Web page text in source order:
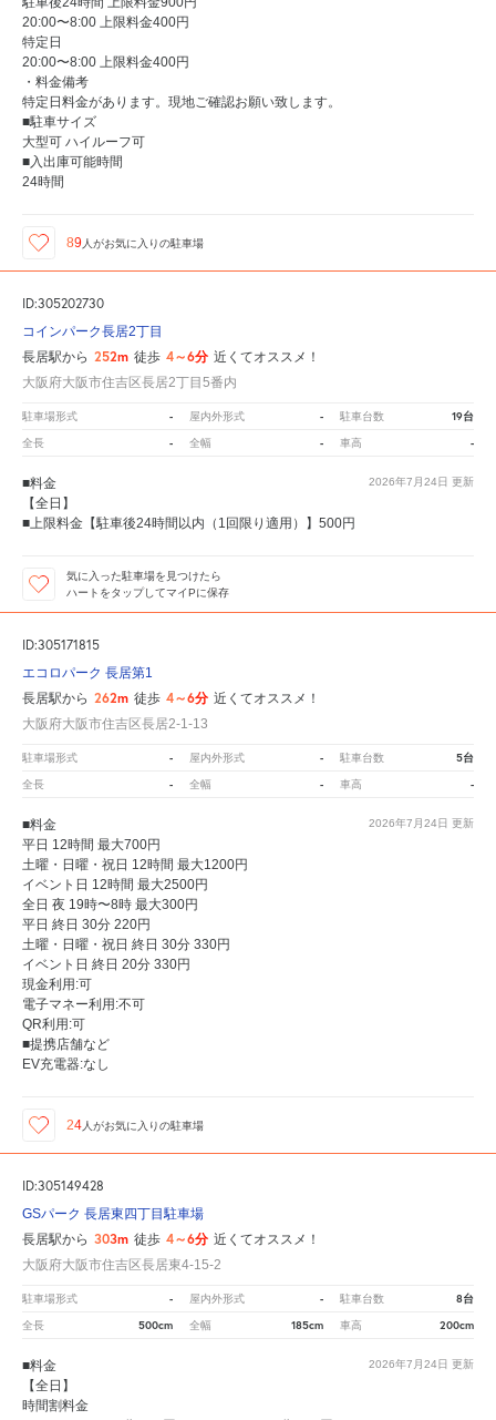
20:00〜8:00 上限料金400円
特定日
20:00〜8:00 上限料金400円
・料金備考
特定日料金があります。現地ご確認お願い致します。
■駐車サイズ
大型可 ハイルーフ可
■入出庫可能時間
24時間
89 人がお気に入りの駐車場
ID:305202730
コインパーク長居2丁目
長居駅から 252m 徒歩 4～6分 近くてオススメ！
大阪府大阪市住吉区長居2丁目5番内
駐車場形式 - 屋内外形式 - 駐車台数 19台
全長 - 全幅 - 車高 -
2026年7月24日 更新
■料金
【全日】
■上限料金【駐車後24時間以内（1回限り適用）】500円
気に入った駐車場を見つけたら
ハートをタップしてマイPに保存
ID:305171815
エコロパーク 長居第1
長居駅から 262m 徒歩 4～6分 近くてオススメ！
大阪府大阪市住吉区長居2-1-13
駐車場形式 - 屋内外形式 - 駐車台数 5台
全長 - 全幅 - 車高 -
2026年7月24日 更新
■料金
平日 12時間 最大700円
土曜・日曜・祝日 12時間 最大1200円
イベント日 12時間 最大2500円
全日 夜 19時〜8時 最大300円
平日 終日 30分 220円
土曜・日曜・祝日 終日 30分 330円
イベント日 終日 20分 330円
現金利用:可
電子マネー利用:不可
QR利用:可
■提携店舗など
EV充電器:なし
24 人がお気に入りの駐車場
ID:305149428
GSパーク 長居東四丁目駐車場
長居駅から 303m 徒歩 4～6分 近くてオススメ！
大阪府大阪市住吉区長居東4-15-2
駐車場形式 - 屋内外形式 - 駐車台数 8台
全長 500cm 全幅 185cm 車高 200cm
2026年7月24日 更新
■料金
【全日】
時間割料金